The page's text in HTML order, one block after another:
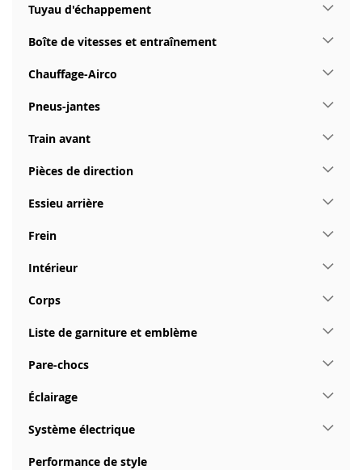
Tuyau d'échappement
Boîte de vitesses et entraînement
Chauffage-Airco
Pneus-jantes
Train avant
Pièces de direction
Essieu arrière
Frein
Intérieur
Corps
Liste de garniture et emblème
Pare-chocs
Éclairage
Système électrique
Performance de style